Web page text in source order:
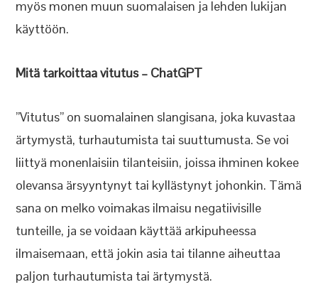
myös monen muun suomalaisen ja lehden lukijan
käyttöön.
Mitä tarkoittaa vitutus – ChatGPT
”Vitutus” on suomalainen slangisana, joka kuvastaa
ärtymystä, turhautumista tai suuttumusta. Se voi
liittyä monenlaisiin tilanteisiin, joissa ihminen kokee
olevansa ärsyyntynyt tai kyllästynyt johonkin. Tämä
sana on melko voimakas ilmaisu negatiivisille
tunteille, ja se voidaan käyttää arkipuheessa
ilmaisemaan, että jokin asia tai tilanne aiheuttaa
paljon turhautumista tai ärtymystä.